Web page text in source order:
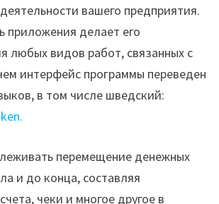
вашего предприятия.
приложения делает его
любых видов работ, связанных с
интерфейс программы переведен
в том числе шведский:
перемещение денежных
и до конца, составляя
чеки и многое другое в